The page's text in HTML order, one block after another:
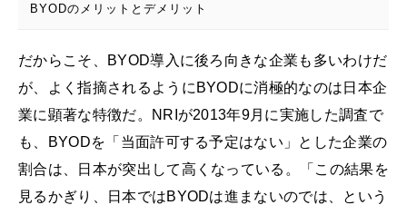
BYODのメリットとデメリット
だからこそ、BYOD導入に後ろ向きな企業も多いわけだ
が、よく指摘されるようにBYODに消極的なのは日本企
業に顕著な特徴だ。NRIが2013年9月に実施した調査で
も、BYODを「当面許可する予定はない」とした企業の
割合は、日本が突出して高くなっている。「この結果を
見るかぎり、日本ではBYODは進まないのでは、という